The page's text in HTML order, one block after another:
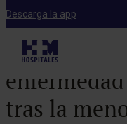
Descarga la app
Noticias
tras la